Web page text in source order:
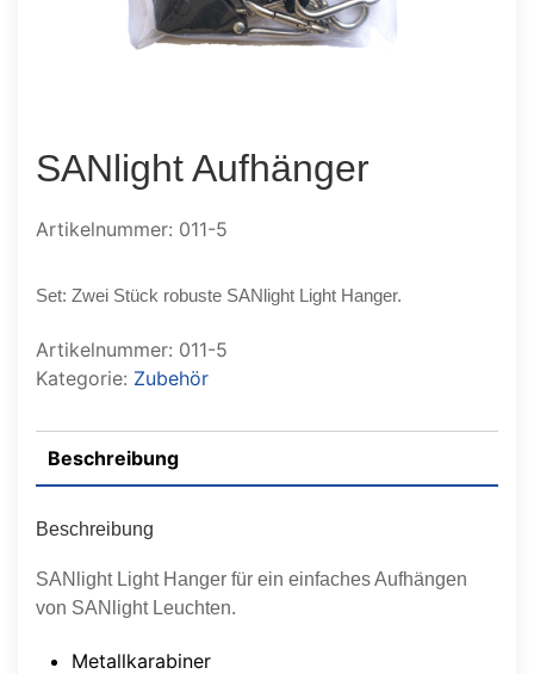
SANlight Aufhänger
Artikelnummer: 011-5
Set: Zwei Stück robuste SANlight Light Hanger.
Artikelnummer: 011-5
Kategorie: Zubehör
Beschreibung
Beschreibung
SANlight Light Hanger für ein einfaches Aufhängen
von SANlight Leuchten.
Metallkarabiner